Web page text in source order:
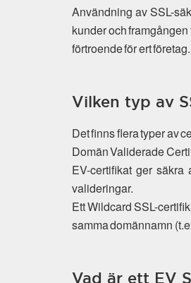
Användning av SSL-
kunder och
förtroende för ert
Vilken typ av
Det finns flera typer av
Domän Validerade
EV-certifikat ger
valideringar.
Ett Wildcard SSL-
samma domännamn
Vad är ett EV